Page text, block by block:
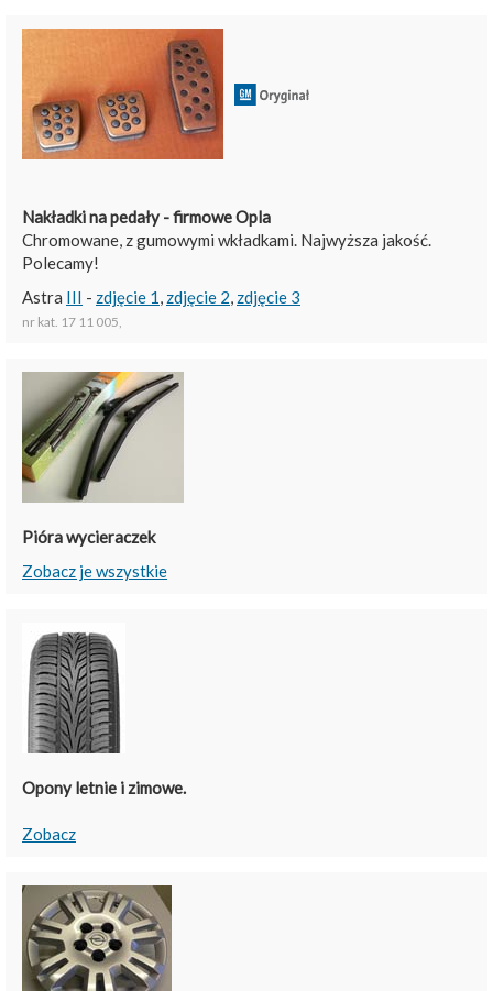
Nakładki na pedały - firmowe Opla
Chromowane, z gumowymi wkładkami. Najwyższa jakość.
Polecamy!
Astra III - zdjęcie 1, zdjęcie 2, zdjęcie 3
nr kat. 17 11 005,
Pióra wycieraczek
Zobacz je wszystkie
Opony letnie i zimowe.
Zobacz